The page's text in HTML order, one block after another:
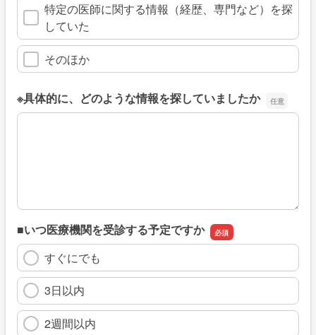
特定の医師に関する情報（経歴、専門など）を探
していた
そのほか
※具体的に、どのような情報を探していましたか
※具体的に、どのような情報を探していましたか
■いつ医療機関を受診する予定ですか
すぐにでも
3日以内
2週間以内